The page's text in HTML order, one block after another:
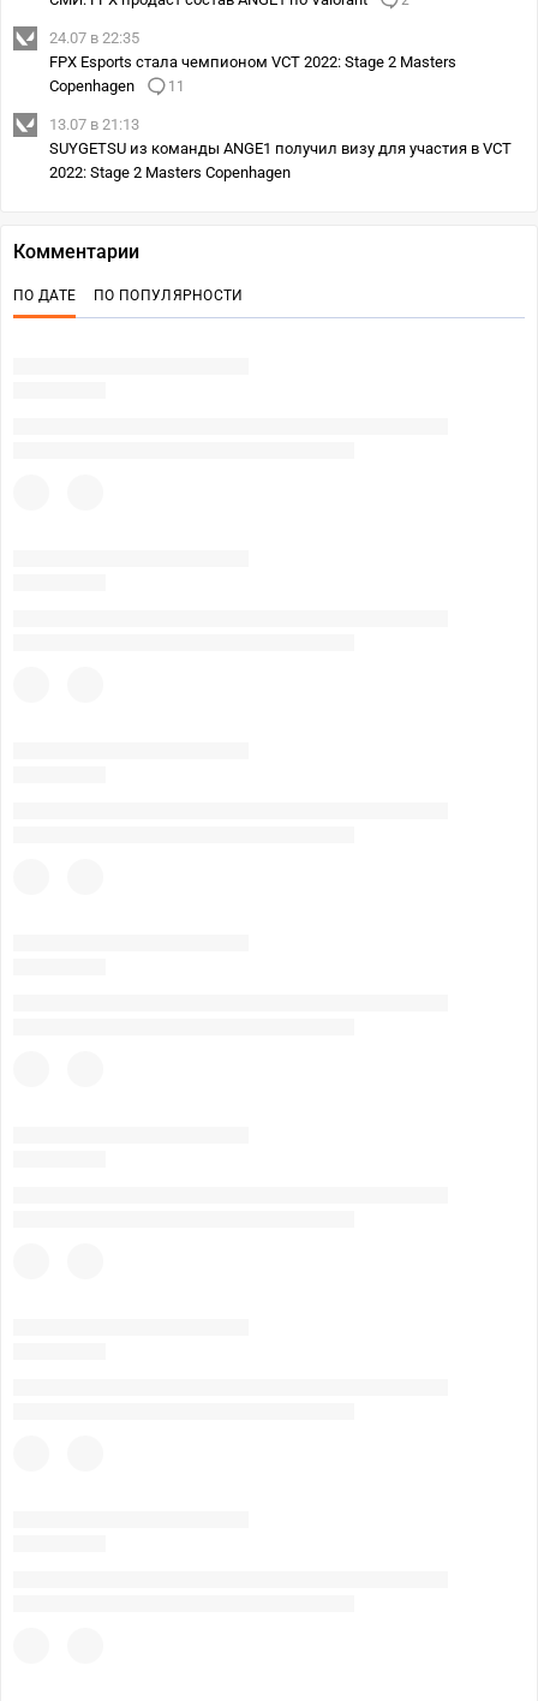
24.07 в 22:35
FPX Esports стала чемпионом VCT 2022: Stage 2 Masters
Copenhagen
11
13.07 в 21:13
SUYGETSU из команды ANGE1 получил визу для участия в VCT
2022: Stage 2 Masters Copenhagen
Комментарии
ПО ДАТЕ ПО ПОПУЛЯРНОСТИ